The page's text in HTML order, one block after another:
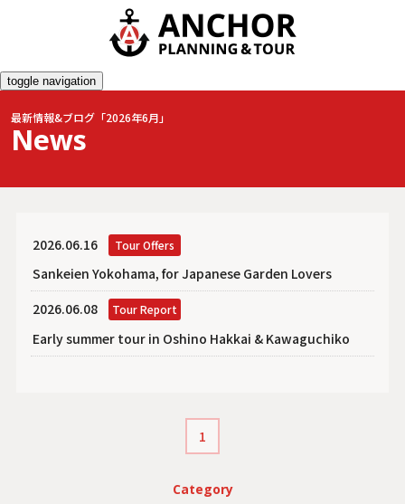
toggle navigation
最新情報&ブログ「2026年6月」
News
2026.06.16 Tour Offers
Sankeien Yokohama, for Japanese Garden Lovers
2026.06.08
Tour Report
Early summer tour in Oshino Hakkai & Kawaguchiko
1
Category